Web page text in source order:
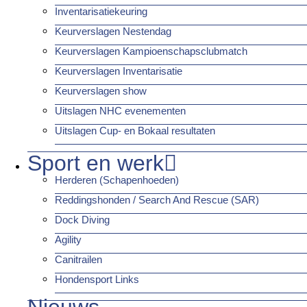
Inventarisatiekeuring
Keurverslagen Nestendag
Keurverslagen Kampioenschapsclubmatch
Keurverslagen Inventarisatie
Keurverslagen show
Uitslagen NHC evenementen
Uitslagen Cup- en Bokaal resultaten
Sport en werk
Herderen (Schapenhoeden)
Reddingshonden / Search And Rescue (SAR)
Dock Diving
Agility
Canitrailen
Hondensport Links